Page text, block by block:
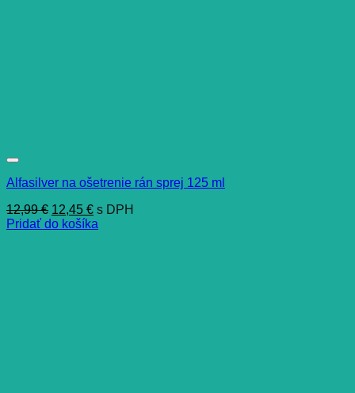
Alfasilver na ošetrenie rán sprej 125 ml
12,99€ Pôvodná
cena
12,45 €Aktuálna
cena
s DPH
Pridať do košíka